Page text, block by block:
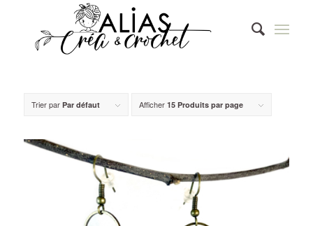
Trier par Par défaut Afficher 15 Produits par page